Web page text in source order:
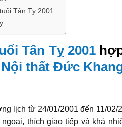
Tân Tỵ 2001
Tân Tỵ 2001
Nội thất Đức
lịch từ 24/01/2001 đến 11/
thích giao tiếp và khá